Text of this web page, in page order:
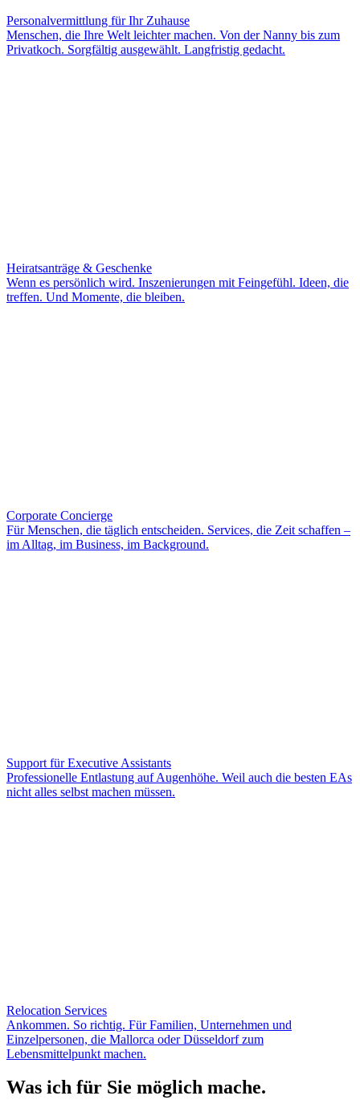
Personalvermittlung für Ihr Zuhause
Menschen, die Ihre Welt leichter machen. Von der Nanny bis zum
Privatkoch. Sorgfältig ausgewählt. Langfristig gedacht.
Heiratsanträge & Geschenke
Wenn es persönlich wird. Inszenierungen mit Feingefühl. Ideen, die
treffen. Und Momente, die bleiben.
Corporate Concierge
Für Menschen, die täglich entscheiden. Services, die Zeit schaffen –
im Alltag, im Business, im Background.
Support für Executive Assistants
Professionelle Entlastung auf Augenhöhe. Weil auch die besten EAs
nicht alles selbst machen müssen.
Relocation Services
Ankommen. So richtig. Für Familien, Unternehmen und
Einzelpersonen, die Mallorca oder Düsseldorf zum
Lebensmittelpunkt machen.
Was ich für Sie möglich mache.